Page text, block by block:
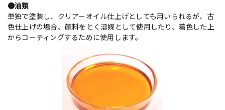
●油類
単独で塗装し、クリアーオイル仕上げとしても用いられるが、古
色仕上げの場合、顔料をとく溶媒として使用したり、着色した上
からコーティングするために使用します。